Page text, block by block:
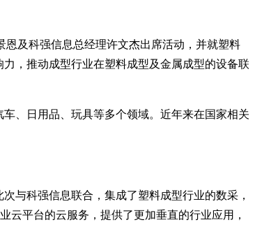
恩及科强信息总经理许文杰出席活动，并就塑料
，推动成型行业在塑料成型及金属成型的设备联
、日用品、玩具等多个领域。近年来在国家相关
与科强信息联合，集成了塑料成型行业的数采，
平台的云服务，提供了更加垂直的行业应用，